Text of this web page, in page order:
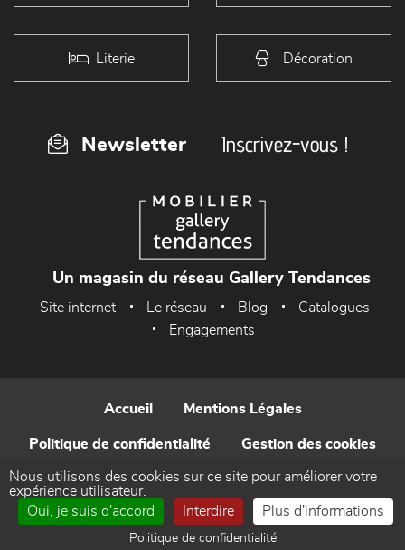
Literie Décoration
Newsletter Inscrivez-vous !
Un magasin du réseau Gallery Tendances
Site internet Le réseau Blog
Catalogues
Engagements
Accueil Mentions Légales
Politique de confidentialité Gestion des cookies
Contact
Réalisé par WEB Enseignes
Nous utilisons des cookies sur ce site pour améliorer votre
expérience utilisateur.
Oui, je suis d'accord
Interdire Plus d'informations
Politique de confidentialité